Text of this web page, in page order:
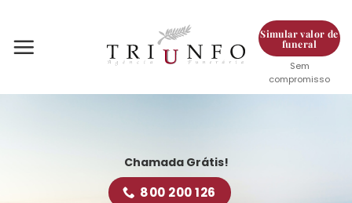
content
Simular valor de
funeral
Sem
compromisso
Chamada Grátis!
800 200 126